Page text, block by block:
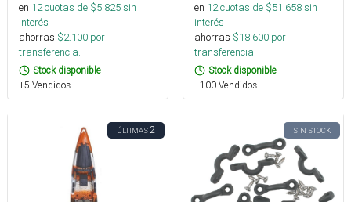
en 12cuotas de $5.825sin
interés
ahorras $2.100 por
transferencia.
Stock disponible
+5 Vendidos
en 12cuotas de $51.658sin
interés
ahorras $18.600 por
transferencia.
Stock disponible
+100 Vendidos
ÚLTIMAS2 SIN STOCK